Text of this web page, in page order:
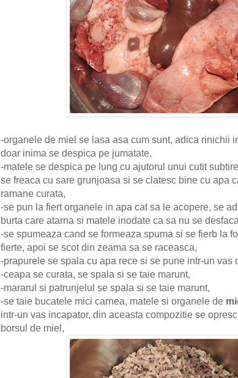
-organele de miel se lasa asa cum sunt, adica rinichii
doar inima se despica pe jumatate,
-matele se despica pe lung cu ajutorul unui cutit
se freaca cu sare grunjoasa si se clatesc bine cu apa
ramane curata,
-se pun la fiert organele in apa cat sa le acopere, se
burta care atarna si matele inodate ca sa nu se
-se spumeaza cand se formeaza spuma si se fierb la
fierte, apoi se scot din zeama sa se raceasca,
-prapurele se spala cu apa rece si se pune intr-un vas
-ceapa se curata, se spala si se taie marunt,
-mararul si patrunjelul se spala si se taie marunt,
-se taie bucatele mici carnea, matele si organele de
intr-un vas incapator, din aceasta compozitie se
borsul de miel,